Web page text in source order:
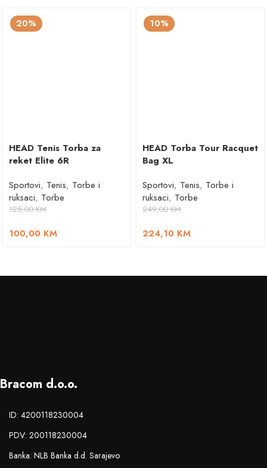
20%
HEAD Tenis Torba za
reket Elite 6R
Sportovi, Tenis, Torbe i
ruksaci, Torbe
125,00KM
100,00 KM
10%
HEAD Torba Tour Racquet
Bag XL
Sportovi, Tenis, Torbe i
ruksaci, Torbe
249,00KM
224,10 KM
Bracom d.o.o.
ID: 4200118230004
PDV: 200118230004
Banka: NLB Banka d.d. Sarajevo